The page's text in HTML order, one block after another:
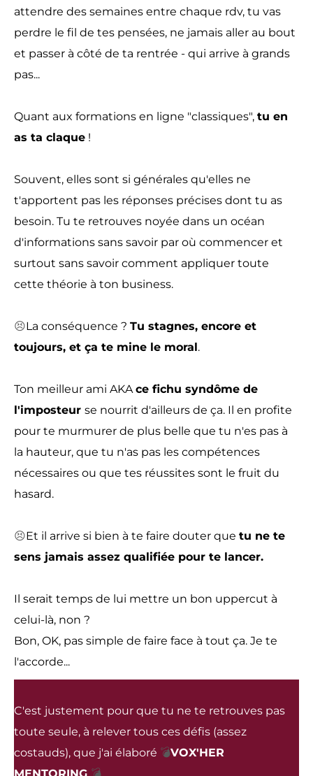
attendre des semaines entre chaque rdv, tu vas
perdre le fil de tes pensées, ne jamais aller au bout
et passer à côté de ta rentrée - qui arrive à grands
pas...
Quant aux formations en ligne "classiques", tu en
as ta claque !
Souvent, elles sont si générales qu'elles ne
t'apportent pas les réponses précises dont tu as
besoin. Tu te retrouves noyée dans un océan
d'informations sans savoir par où commencer et
surtout sans savoir comment appliquer toute
cette théorie à ton business.
😣La conséquence ? Tu stagnes, encore et
toujours, et ça te mine le moral.
Ton meilleur ami AKAce fichu syndôme de
l'imposteur se nourrit d'ailleurs de ça. Il en profite
pour te murmurer de plus belle que tu n'es pas à
la hauteur, que tu n'as pas les compétences
nécessaires ou que tes réussites sont le fruit du
hasard.
😣Et il arrive si bien à te faire douter que tu ne te
sens jamais assez qualifiée pour te lancer.
Il serait temps de lui mettre un bon uppercut à
celui-là, non ?
Bon, OK, pas simple de faire face à tout ça. Je te
l'accorde...
C'est justement pour que tu ne te retrouves pas
toute seule, à relever tous ces défis (assez
costauds), que j'ai élaboré 💣VOX'HER